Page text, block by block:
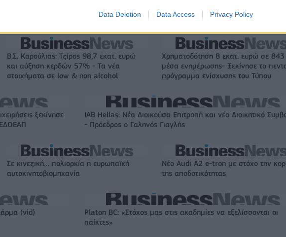
Data Deletion Data Access Privacy Policy
Ισπανία
και τη διοίκηση»
Β.Σ. Καρούλιας: Τζίρος 98,7 εκατ. ευρώ
και αύξηση κερδών 57% - Τα νέα
στοιχήματα σε low & non alcohol
Χρηματοδότηση 8 εκατ. ευρώ σε 843
μέσα ενημέρωσης- Ξεκίνησε το
πρόγραμμα ενίσχυσης του Τύπου
ξεκίνησε
IAB Hellas: Νέα Διοικούσα Επιτροπή και νέο Διοικητικό
- Πρόεδρος ο Γαληνός Γιαγλής
Σε κινεζική… πολιορκία η ευρωπαϊκή
αυτοκινητοβιομηχανία
Νέο Audi A2 e-tron με στόχο την
της αποδοτικότητας
(vid)
Platon BC: «Στόχος μας στις ακαδημίες να εξελίσσονται οι
παίκτες»